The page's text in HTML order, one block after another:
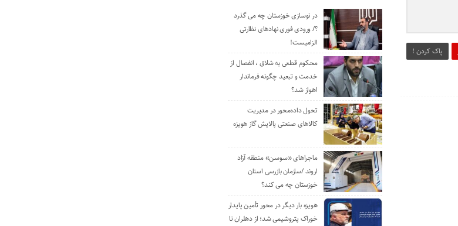
پاک کردن !
در نوسازی خوزستان چه می گذرد
؟/ ورودی فوری نهادهای نظارتی
الزامیست!
محکوم قطعی به شلاق ، انفصال از
خدمت و تبعید چگونه فرماندار
اهواز شد؟
تحول داده‌محور در مدیریت
کالاهای صنعتی پالایش گاز هویزه
ماجراهای «سوسن» منطقه آزاد
اروند /سازمان بازرسی استان
خوزستان چه می کند؟
هویزه بار دیگر در محور تأمین پایدار
خوراک پتروشیمی شد؛ از دهلران تا